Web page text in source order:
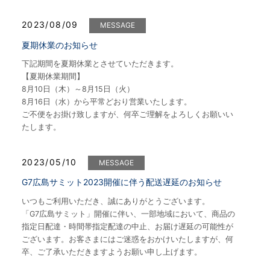
2023/08/09 MESSAGE
夏期休業のお知らせ
下記期間を夏期休業とさせていただきます。
【夏期休業期間】
8月10日（木）～8月15日（火）
8月16日（水）から平常どおり営業いたします。
ご不便をお掛け致しますが、何卒ご理解をよろしくお願いい
たします。
2023/05/10 MESSAGE
G7広島サミット2023開催に伴う配送遅延のお知らせ
いつもご利用いただき、誠にありがとうございます。
「G7広島サミット」開催に伴い、一部地域において、商品の
指定日配達・時間帯指定配達の中止、お届け遅延の可能性が
ございます。お客さまにはご迷惑をおかけいたしますが、何
卒、ご了承いただきますようお願い申し上げます。